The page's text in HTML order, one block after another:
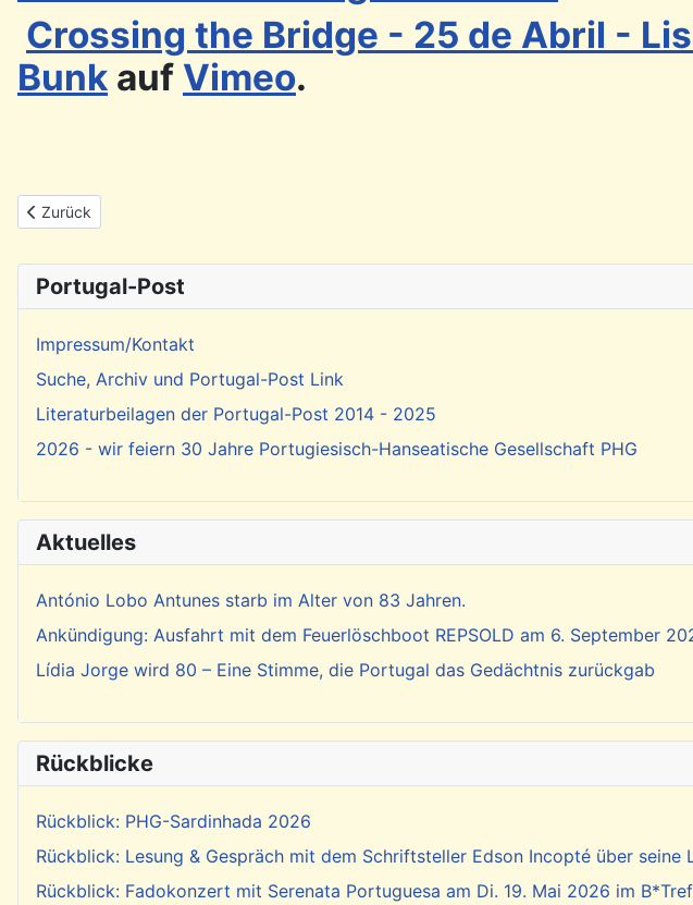
Crossing the Bridge - 25 de Abril -
Bunk auf Vimeo.
Vorheriger Beitrag: Kanu-Touren in Portugal
Zurück
Portugal-Post
Impressum/Kontakt
Suche, Archiv und Portugal-Post Link
Literaturbeilagen der Portugal-Post 2014 - 2025
2026 - wir feiern 30 Jahre Portugiesisch-Hanseatische Gesellschaft PHG
Aktuelles
António Lobo Antunes starb im Alter von 83 Jahren.
Ankündigung: Ausfahrt mit dem Feuerlöschboot REPSOLD am 6. September
Lídia Jorge wird 80 – Eine Stimme, die Portugal das Gedächtnis zurückgab
Rückblicke
Rückblick: PHG-Sardinhada 2026
Rückblick: Lesung & Gespräch mit dem Schriftsteller Edson Incopté über seine
Rückblick: Fadokonzert mit Serenata Portuguesa am Di. 19. Mai 2026 im